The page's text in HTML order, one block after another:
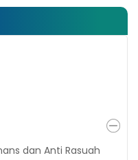
dan Anti Rasuah